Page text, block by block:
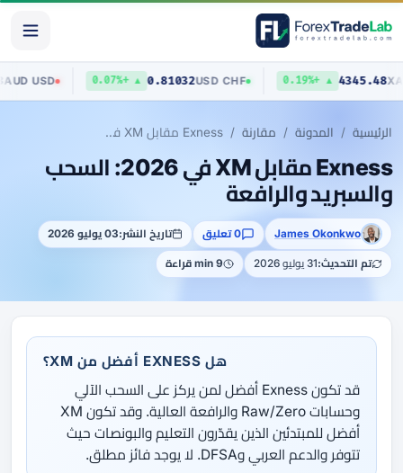
▲ +0.19%
USD/CHF
0.81032
▲ +0.07%
AUD/USD
0.70403
▼ 0.03%
الرئيسية المدونة مقارنة Exness مقابل XM في 2026: السحب والسبريد والرافعة
Exness مقابل XM في 2026: السحب
والسبريد والرافعة
James Okonkwo 0 تعليق تاريخ النشر:03 يوليو 2026
تم التحديث:31 يوليو 2026 9 min قراءة
هل EXNESS أفضل من XM؟
قد تكون Exness أفضل لمن يركز على السحب الآلي
وحسابات Raw/Zero والرافعة العالية. وقد تكون XM
أفضل للمبتدئين الذين يقدّرون التعليم والبونصات حيث
تتوفر والدعم العربي وDFSA. لا يوجد فائز مطلق.